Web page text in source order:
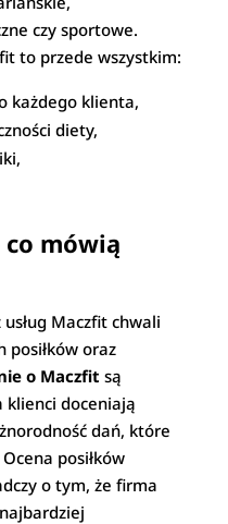
czy sportowe.
to przede wszystkim:
każdego klienta,
diety,
mówią
Maczfit chwali
posiłków oraz
o Maczfit są
klienci doceniają
dań, które
posiłków
o tym, że firma